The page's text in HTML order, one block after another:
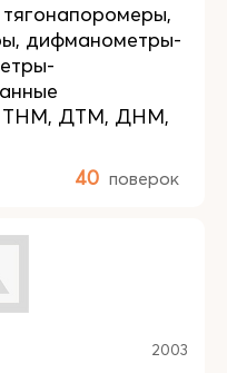
дифманометры-
ТНМ, ДТМ, ДНМ,
40 поверок
2003